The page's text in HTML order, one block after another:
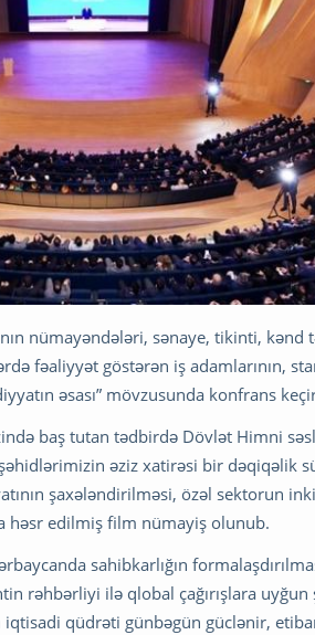
nümayəndələri, sənaye, tikinti, kənd
fəaliyyət göstərən iş adamlarının,
əsası” mövzusunda konfrans
baş tutan tədbirdə Dövlət Himni
əziz xatirəsi bir dəqiqəlik
şaxələndirilməsi, özəl sektorun
həsr edilmiş film nümayiş olunub.
sahibkarlığın
rəhbərliyi ilə qlobal çağırışlara
qüdrəti günbəgün güclənir,